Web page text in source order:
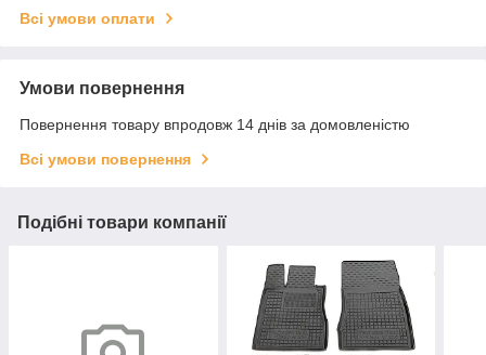
Всі умови оплати
Умови повернення
Повернення товару впродовж 14 днів за домовленістю
Всі умови повернення
Подібні товари компанії